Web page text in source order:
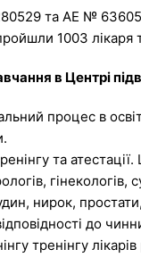
та АЕ №
1003 лікаря
в Центрі
процес в
та
гінекологів,
нирок,
до
тренінгу